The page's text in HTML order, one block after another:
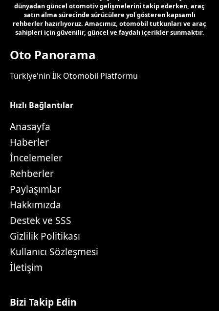
dünyadan güncel otomotiv gelişmelerini takip ederken, araç
satın alma sürecinde sürücülere yol gösteren kapsamlı
rehberler hazırlıyoruz. Amacımız, otomobil tutkunları ve araç
sahipleri için güvenilir, güncel ve faydalı içerikler sunmaktır.
Oto Panorama
Türkiye'nin İlk Otomobil Platformu
Hızlı Bağlantılar
Anasayfa
Haberler
İncelemeler
Rehberler
Paylaşımlar
Hakkımızda
Destek ve SSS
Gizlilik Politikası
Kullanıcı Sözleşmesi
İletişim
Bizi Takip Edin